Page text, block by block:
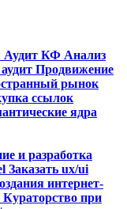
Аудит КФ Анализ
Продвижение
рынок
ссылок
ядра
и разработка
Заказать ux/ui
интернет-
Кураторство при